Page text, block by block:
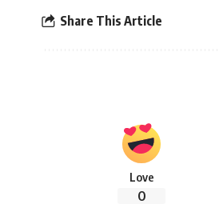
Share This Article
Love
0